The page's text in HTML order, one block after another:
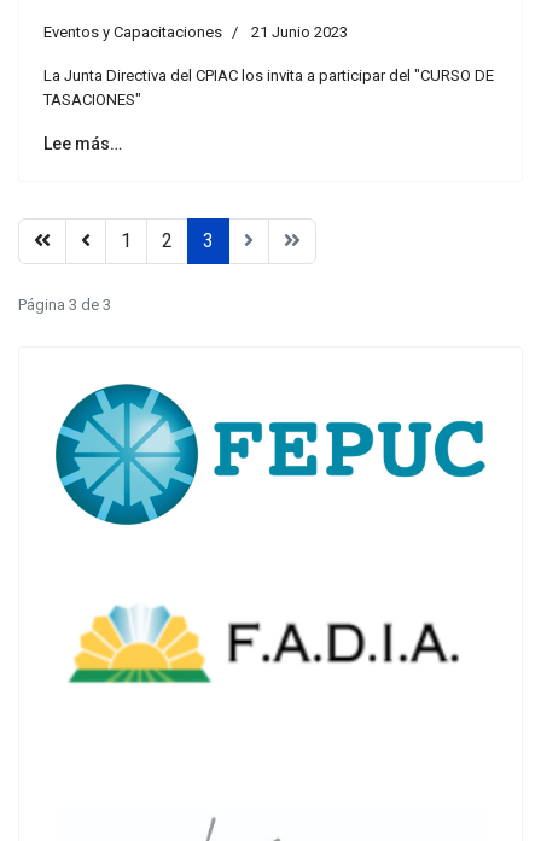
Eventos y Capacitaciones 21 Junio 2023
La Junta Directiva del CPIAC los invita a participar del "CURSO DE
TASACIONES"
Lee más…
1 2 3
Página 3 de 3